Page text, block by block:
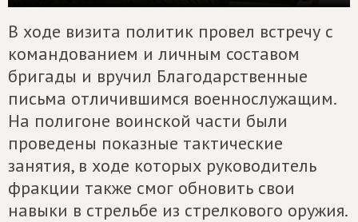
В ходе визита политик провел встречу с
командованием и личным составом
бригады и вручил Благодарственные
письма отличившимся военнослужащим.
На полигоне воинской части были
проведены показные тактические
занятия, в ходе которых руководитель
фракции также смог обновить свои
навыки в стрельбе из стрелкового оружия.